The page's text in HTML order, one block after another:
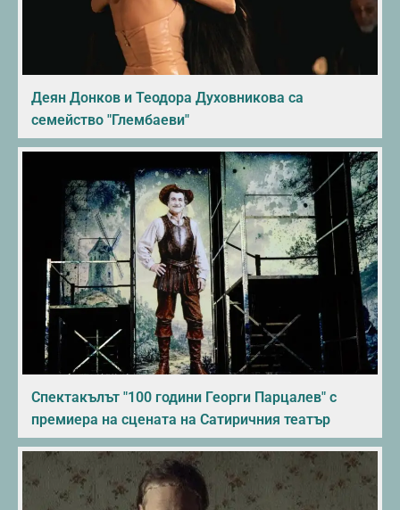
Деян Донков и Теодора Духовникова са
семейство "Глембаеви"
Спектакълът "100 години Георги Парцалев" с
премиера на сцената на Сатиричния театър